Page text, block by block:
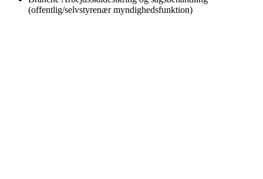
(offentlig/selvstyrenær myndighedsfunktion)